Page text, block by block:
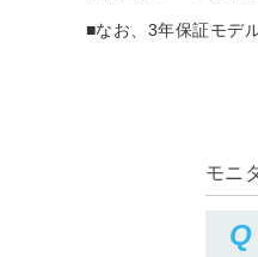
■なお、3年保証モデ
モニ